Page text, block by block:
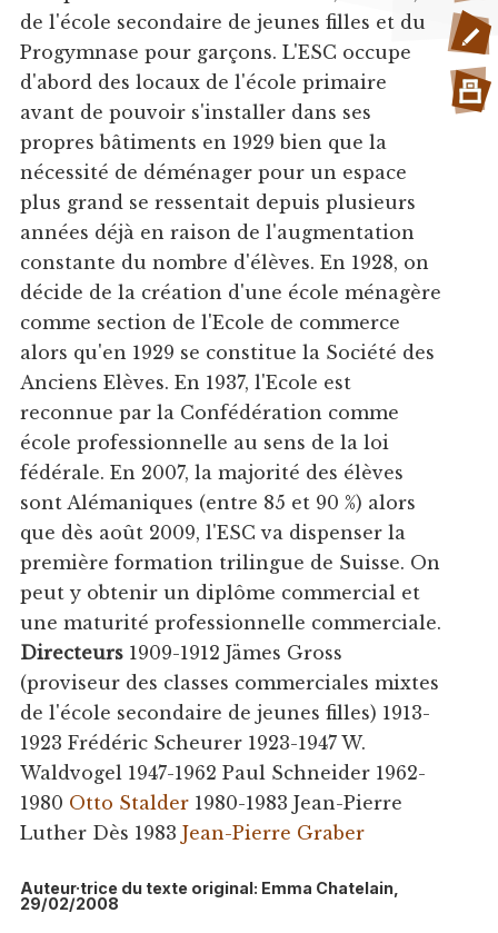
de l'école secondaire de jeunes filles et du
Progymnase pour garçons. L'ESC occupe
d'abord des locaux de l'école primaire
avant de pouvoir s'installer dans ses
propres bâtiments en 1929 bien que la
nécessité de déménager pour un espace
plus grand se ressentait depuis plusieurs
années déjà en raison de l'augmentation
constante du nombre d'élèves. En 1928, on
décide de la création d'une école ménagère
comme section de l'Ecole de commerce
alors qu'en 1929 se constitue la Société des
Anciens Elèves. En 1937, l'Ecole est
reconnue par la Confédération comme
école professionnelle au sens de la loi
fédérale. En 2007, la majorité des élèves
sont Alémaniques (entre 85 et 90 %) alors
que dès août 2009, l'ESC va dispenser la
première formation trilingue de Suisse. On
peut y obtenir un diplôme commercial et
une maturité professionnelle commerciale.
Directeurs1909-1912 Jämes Gross
(proviseur des classes commerciales mixtes
de l'école secondaire de jeunes filles) 1913-
1923 Frédéric Scheurer 1923-1947 W.
Waldvogel 1947-1962 Paul Schneider 1962-
1980 Otto Stalder1980-1983 Jean-Pierre
Luther Dès 1983 Jean-Pierre Graber
Auteur·trice du texte original: Emma Chatelain,
29/02/2008